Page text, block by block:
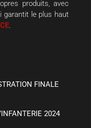
produits, avec
garantit le plus haut
.
FINALE
2024